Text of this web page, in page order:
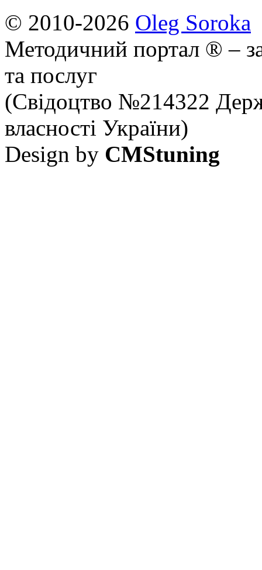
© 2010-2026 Oleg Soroka
Методичний портал ® –
та послуг
(Свідоцтво №214322
власності України)
Design by CMStuning